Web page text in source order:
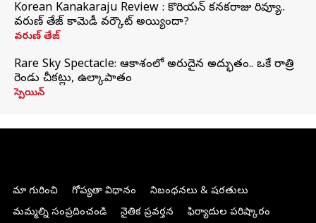
Korean Kanakaraju Review : కొరియన్ కనకరాజు రివ్యూ..
వరుణ్ తేజ్ కామెడీ వర్కౌట్ అయ్యిందా?
వరుణ్ తేజ్
Rare Sky Spectacle: ఆకాశంలో అరుదైన అద్భుతం.. ఒకే రాత్రి
రెండు చీకట్లు, ఉల్కాపాతం
స్పెయిన్
మా గురించి గోప్యతా విధానం
నిబంధనలు & షరతులు
మమ్మల్ని సంప్రదించండి
నైతిక ప్రవర్తన
ఫిర్యాదుల పరిష్కారం